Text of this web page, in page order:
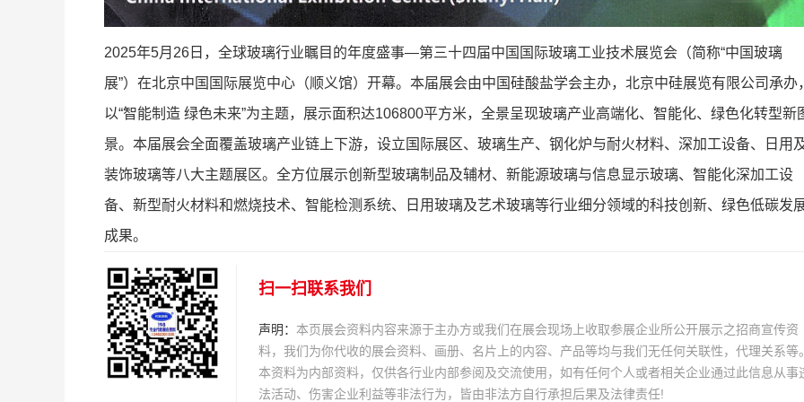
2025年5月26日，全球玻璃行业瞩目的年度盛事—第三十四届中国国际玻璃工业技术展览会（简称“中国玻璃
展”）在北京中国国际展览中心（顺义馆）开幕。本届展会由中国硅酸盐学会主办，北京中硅展览有限公司承办
以“智能制造 绿色未来”为主题，展示面积达106800平方米，全景呈现玻璃产业高端化、智能化、绿色化转型新
景。本届展会全面覆盖玻璃产业链上下游，设立国际展区、玻璃生产、钢化炉与耐火材料、深加工设备、日用
装饰玻璃等八大主题展区。全方位展示创新型玻璃制品及辅材、新能源玻璃与信息显示玻璃、智能化深加工设
备、新型耐火材料和燃烧技术、智能检测系统、日用玻璃及艺术玻璃等行业细分领域的科技创新、绿色低碳发
成果。
扫一扫联系我们
声明： 本页展会资料内容来源于主办方或我们在展会现场上收取参展企业所公开展示之招商宣传资
料，我们为你代收的展会资料、画册、名片上的内容、产品等均与我们无任何关联性，代理关系等
本资料为内部资料，仅供各行业内部参阅及交流使用，如有任何个人或者相关企业通过此信息从事
法活动、伤害企业利益等非法行为，皆由非法方自行承担后果及法律责任!